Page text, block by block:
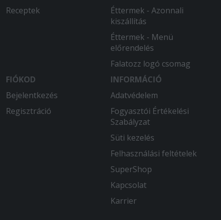
Receptek
Éttermek - Azonnali
kiszállítás
Éttermek - Menü
előrendelés
Falatozz logó csomag
FIÓKOD
Bejelentkezés
Regisztráció
INFORMÁCIÓ
Adatvédelem
Fogyasztói Értékelési
Szabályzat
Süti kezelés
Felhasználási feltételek
SuperShop
Kapcsolat
Karrier